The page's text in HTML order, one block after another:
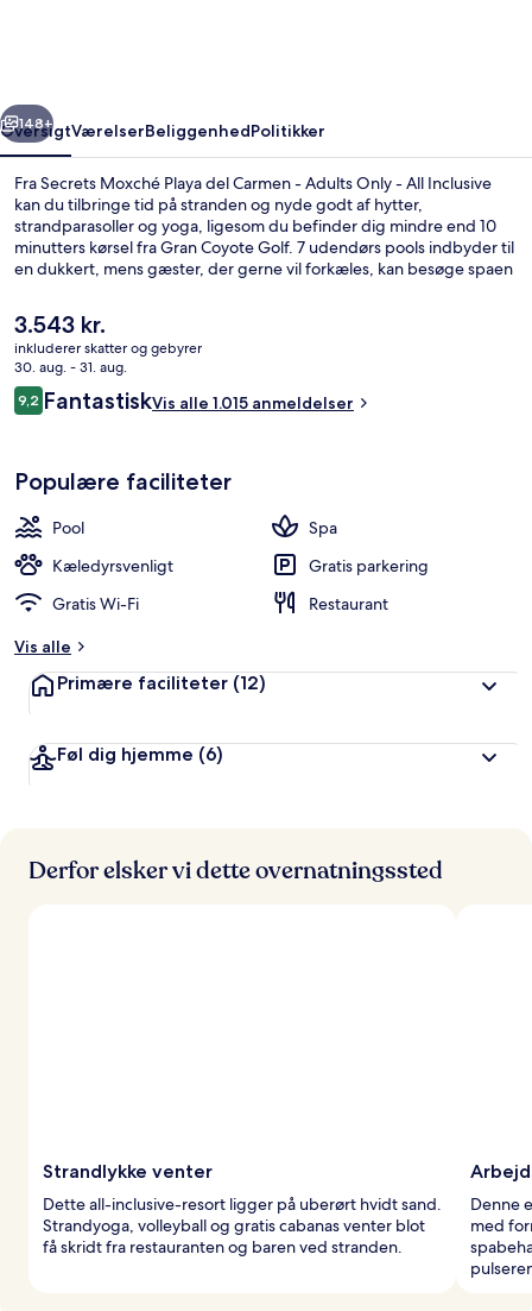
Adults
Only
All
Inclusive
Næste
148+
OversigtVærelserBeliggenhedPolitikker
Fra Secrets Moxché Playa del Carmen - Adults Only - All Inclusive
kan du tilbringe tid på stranden og nyde godt af hytter,
strandparasoller og yoga, ligesom du befinder dig mindre end 10
minutters kørsel fra Gran Coyote Golf. 7 udendørs pools indbyder til
en dukkert, mens gæster, der gerne vil forkæles, kan besøge spaen
og manicure og pedicure. Market Cafe, en af 10 restauranter,
serverer internationale retter og er åben til morgenmad og frokost.
Andre højdepunkter på dette overnatningssted med
luksusfaciliteter omfatter 2 poolbarer, en natklub og en strandbar.
Rejsende er vilde med stedets pool og hjælpsomme personale.
Den
nuværende
pris
er
3.543 kr.
3.543 kr.
inkluderer skatter og gebyrer
30. aug. - 31. aug.
Anmeldelser
9,29,2 ud af 10.
FantastiskVis alle 1.015 anmeldelser
Populære faciliteter
Pool
Spa
Kæledyrsvenligt
Gratis parkering
Gratis Wi-Fi
Restaurant
Vis alle
Primære faciliteter (12)
Føl dig hjemme (6)
Derfor elsker vi dette overnatningssted
Strandlykke venter
Dette all-inclusive-resort ligger på uberørt hvidt sand.
Strandyoga, volleyball og gratis cabanas venter blot
få skridt fra restauranten og baren ved stranden.
Denne
med